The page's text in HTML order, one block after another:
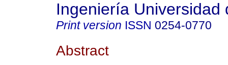
Ingeniería Universidad
Print version ISSN 0254-0770
Abstract